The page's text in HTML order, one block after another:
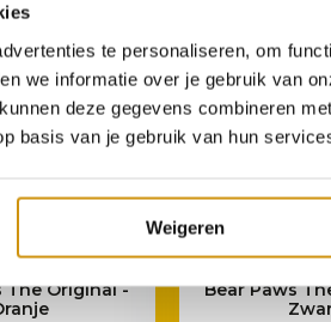
te personaliseren, om
we informatie over je gebruik van
deze gegevens combineren
basis van je gebruik van hun
Weigeren
The Original -
Bear Paws